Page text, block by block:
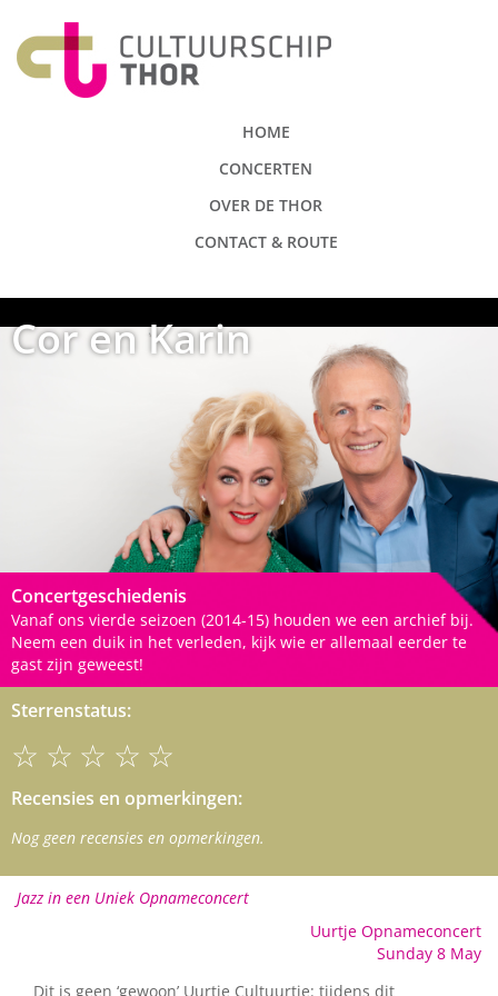
HOME
CONCERTEN
OVER DE THOR
CONTACT & ROUTE
Cor en Karin
Concertgeschiedenis
Vanaf ons vierde seizoen (2014-15) houden we een archief bij.
Neem een duik in het verleden, kijk wie er allemaal eerder te
gast zijn geweest!
Sterrenstatus:
☆☆☆☆☆
Recensies en opmerkingen:
Nog geen recensies en opmerkingen.
Jazz in een Uniek Opnameconcert
Uurtje Opnameconcert
Sunday 8 May
Dit is geen ‘gewoon’ Uurtje Cultuurtje: tijdens dit